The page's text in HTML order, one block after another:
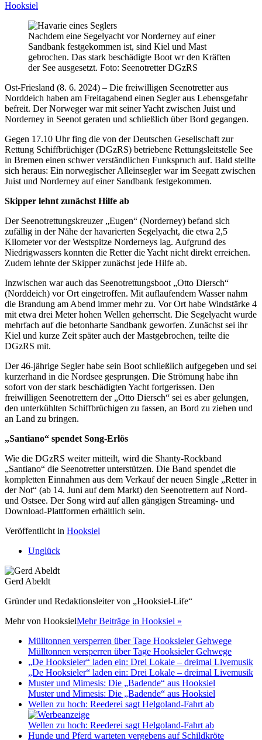
Hooksiel
Nachdem eine Segelyacht vor Norderney auf einer
Sandbank festgekommen ist, sind Kiel und Mast
gebrochen. Das stark beschädigte Boot wr den Kräften
der See ausgesetzt. Foto: Seenotretter DGzRS
Ost-Friesland (8. 6. 2024) – Die freiwilligen Seenotretter aus
Norddeich haben am Freitagabend einen Segler aus Lebensgefahr
befreit. Der Norweger war mit seiner Yacht zwischen Juist und
Norderney in Seenot geraten und schließlich über Bord gegangen.
Gegen 17.10 Uhr fing die von der Deutschen Gesellschaft zur
Rettung Schiffbrüchiger (DGzRS) betriebene Rettungsleitstelle See
in Bremen einen schwer verständlichen Funkspruch auf. Bald stellte
sich heraus: Ein norwegischer Alleinsegler war im Seegatt zwischen
Juist und Norderney auf einer Sandbank festgekommen.
Skipper lehnt zunächst Hilfe ab
Der Seenotrettungskreuzer „Eugen“ (Norderney) befand sich
zufällig in der Nähe der havarierten Segelyacht, die etwa 2,5
Kilometer vor der Westspitze Norderneys lag. Aufgrund des
Niedrigwassers konnten die Retter die Yacht nicht direkt erreichen.
Zudem lehnte der Skipper zunächst jede Hilfe ab.
Inzwischen war auch das Seenotrettungsboot „Otto Diersch“
(Norddeich) vor Ort eingetroffen. Mit auflaufendem Wasser nahm
die Brandung am Abend immer mehr zu. Vor Ort habe Windstärke 4
mit etwa drei Meter hohen Wellen geherrscht. Die Segelyacht wurde
mehrfach auf die betonharte Sandbank geworfen. Zunächst sei ihr
Kiel und kurze Zeit später auch der Mastgebrochen, teilte die
DGzRS mit.
Der 46-jährige Segler habe sein Boot schließlich aufgegeben und sei
kurzerhand in die Nordsee gesprungen. Die Strömung habe ihn
sofort von der stark beschädigten Yacht fortgerissen. Den
freiwilligen Seenotrettern der „Otto Diersch“ sei es aber gelungen,
den unterkühlten Schiffbrüchigen zu fassen, an Bord zu ziehen und
an Land zu bringen.
„Santiano“ spendet Song-Erlös
Wie die DGzRS weiter mitteilt, wird die Shanty-Rockband
„Santiano“ die Seenotretter unterstützen. Die Band spendet die
kompletten Einnahmen aus dem Verkauf der neuen Single „Retter in
der Not“ (ab 14. Juni auf dem Markt) den Seenotrettern auf Nord-
und Ostsee. Der Song wird auf allen gängigen Streaming- und
Download-Plattformen erhältlich sein.
Veröffentlicht in Hooksiel
Unglück
Gerd Abeldt
Gründer und Redaktionsleiter von „Hooksiel-Life“
Mehr von HooksielMehr Beiträge in Hooksiel »
Mülltonnen versperren über Tage Hooksieler Gehwege
Mülltonnen versperren über Tage Hooksieler Gehwege
„De Hooksieler“ laden ein: Drei Lokale – dreimal Livemusik
„De Hooksieler“ laden ein: Drei Lokale – dreimal Livemusik
Muster und Mimesis: Die „Badende“ aus Hooksiel
Muster und Mimesis: Die „Badende“ aus Hooksiel
Wellen zu hoch: Reederei sagt Helgoland-Fahrt ab
Wellen zu hoch: Reederei sagt Helgoland-Fahrt ab
Hunde und Pferd warteten vergebens auf Schildkröte